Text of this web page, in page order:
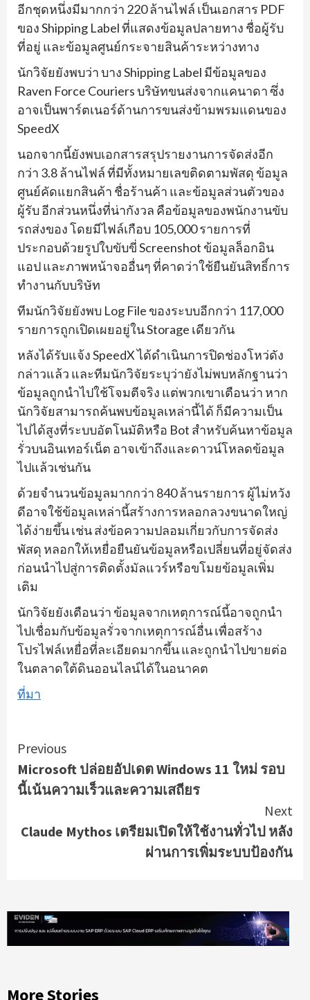
อีกชุดหนึ่งมีมากกว่า 220 ล้านไฟล์ เป็นเอกสาร PDF
ของ Shipping Label ที่แสดงข้อมูลปลายทาง ชื่อผู้รับ
ที่อยู่ และข้อมูลศูนย์กระจายสินค้าระหว่างทาง
นักวิจัยยังพบว่า บาง Shipping Label มีข้อมูลของ
Raven Force Couriers บริษัทขนส่งจากแคนาดา ซึ่ง
อาจเป็นพาร์ตเนอร์ด้านการขนส่งข้ามพรมแดนของ
SpeedX
นอกจากนี้ยังพบเอกสารสรุปรายงานการจัดส่งอีก
กว่า 3.8 ล้านไฟล์ ที่มีทั้งหมายเลขติดตามพัสดุ ข้อมูล
ศูนย์คัดแยกสินค้า ชื่อร้านค้า และข้อมูลส่วนตัวของ
ผู้รับ อีกส่วนหนึ่งที่น่ากังวล คือข้อมูลของพนักงานขับ
รถส่งของ โดยมีไฟล์เกือบ 105,000 รายการที่
ประกอบด้วยรูปใบขับขี่ Screenshot ข้อมูลล็อกอิน
แอป และภาพหน้าจออื่นๆ ที่คาดว่าใช้ยืนยันสิทธิ์การ
ทำงานกับบริษัท
ทีมนักวิจัยยังพบ Log File ของระบบอีกกว่า 117,000
รายการถูกเปิดเผยอยู่ใน Storage เดียวกัน
หลังได้รับแจ้ง SpeedX ได้ดำเนินการปิดช่องโหว่ดัง
กล่าวแล้ว และทีมนักวิจัยระบุว่ายังไม่พบหลักฐานว่า
ข้อมูลถูกนำไปใช้โจมตีจริง แต่พวกเขาเตือนว่า หาก
นักวิจัยสามารถค้นพบข้อมูลเหล่านี้ได้ ก็มีความเป็น
ไปได้สูงที่ระบบอัตโนมัติหรือ Bot สำหรับค้นหาข้อมูล
รั่วบนอินเทอร์เน็ต อาจเข้าถึงและดาวน์โหลดข้อมูล
ไปแล้วเช่นกัน
ด้วยจำนวนข้อมูลมากกว่า 840 ล้านรายการ ผู้ไม่หวัง
ดีอาจใช้ข้อมูลเหล่านี้สร้างการหลอกลวงขนาดใหญ่
ได้ง่ายขึ้น เช่น ส่งข้อความปลอมเกี่ยวกับการจัดส่ง
พัสดุ หลอกให้เหยื่อยืนยันข้อมูลหรือเปลี่ยนที่อยู่จัดส่ง
ก่อนนำไปสู่การติดตั้งมัลแวร์หรือขโมยข้อมูลเพิ่ม
เติม
นักวิจัยยังเตือนว่า ข้อมูลจากเหตุการณ์นี้อาจถูกนำ
ไปเชื่อมกับข้อมูลรั่วจากเหตุการณ์อื่น เพื่อสร้าง
โปรไฟล์เหยื่อที่ละเอียดมากขึ้น และถูกนำไปขายต่อ
ในตลาดใต้ดินออนไลน์ได้ในอนาคต
ที่มา
Continue
Reading
Previous
Microsoft ปล่อยอัปเดต Windows 11 ใหม่ รอบ
นี้เน้นความเร็วและความเสถียร
Next
Claude Mythos เตรียมเปิดให้ใช้งานทั่วไป หลัง
ผ่านการเพิ่มระบบป้องกัน
More Stories